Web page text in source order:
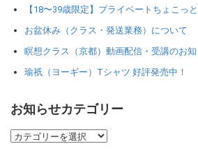
【18〜39歳限定】プライベートちょこっ
お盆休み（クラス・発送業務）について
瞑想クラス（京都）動画配信・受講のお
瑜祇（ヨーギー）Tシャツ 好評発売中！
お知らせカテゴリー